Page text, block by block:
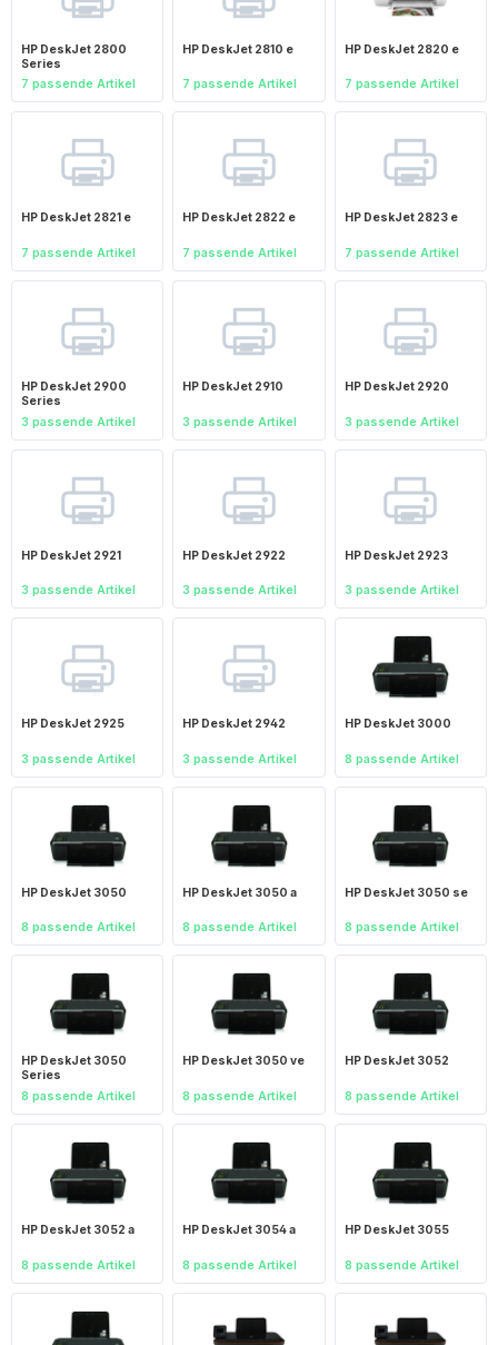
HP DeskJet 2800
Series
7 passende Artikel
HP DeskJet 2810 e
7 passende Artikel
HP DeskJet 2820 e
7 passende Artikel
HP DeskJet 2821 e
7 passende Artikel
HP DeskJet 2822 e
7 passende Artikel
HP DeskJet 2823 e
7 passende Artikel
HP DeskJet 2900
Series
3 passende Artikel
HP DeskJet 2910
3 passende Artikel
HP DeskJet 2920
3 passende Artikel
HP DeskJet 2921
3 passende Artikel
HP DeskJet 2922
3 passende Artikel
HP DeskJet 2923
3 passende Artikel
HP DeskJet 2925
3 passende Artikel
HP DeskJet 2942
3 passende Artikel
HP DeskJet 3000
8 passende Artikel
HP DeskJet 3050
8 passende Artikel
HP DeskJet 3050 a
8 passende Artikel
HP DeskJet 3050 se
8 passende Artikel
HP DeskJet 3050
Series
8 passende Artikel
HP DeskJet 3050 ve
8 passende Artikel
HP DeskJet 3052
8 passende Artikel
HP DeskJet 3052 a
8 passende Artikel
HP DeskJet 3054 a
8 passende Artikel
HP DeskJet 3055
8 passende Artikel